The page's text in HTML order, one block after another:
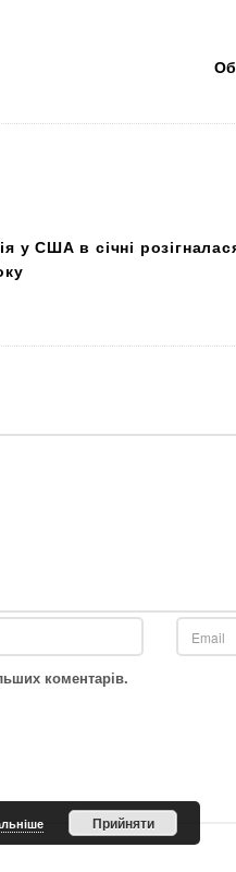
у США в січні
коментарів.
Прийняти